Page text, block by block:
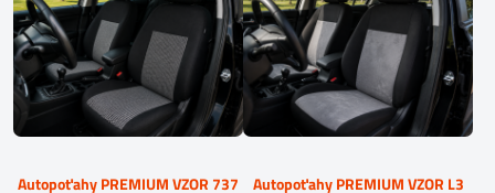
Autopoťahy PREMIUM VZOR 737 Autopoťahy PREMIUM VZOR L3